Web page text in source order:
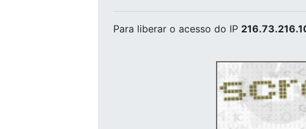
Para liberar o acesso do IP